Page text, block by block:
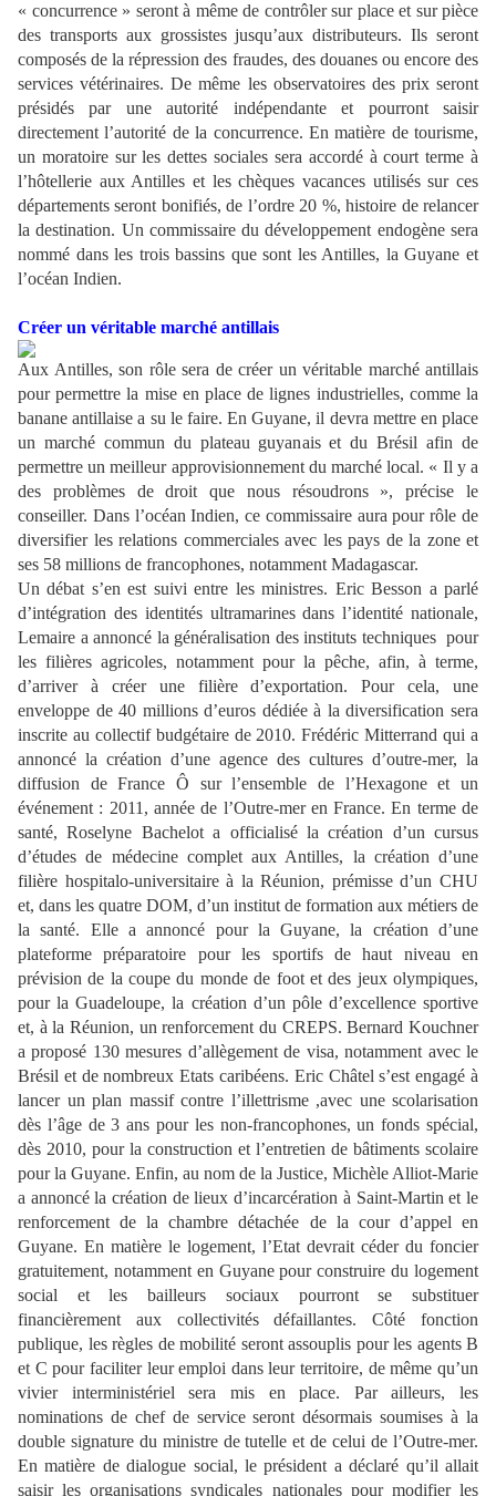
« concurrence » seront à même de contrôler sur place et sur pièce
des transports aux grossistes jusqu’aux distributeurs. Ils seront
composés de la répression des fraudes, des douanes ou encore des
services vétérinaires. De même les observatoires des prix seront
présidés par une autorité indépendante et pourront saisir
directement l’autorité de la concurrence. En matière de tourisme,
un moratoire sur les dettes sociales sera accordé à court terme à
l’hôtellerie aux Antilles et les chèques vacances utilisés sur ces
départements seront bonifiés, de l’ordre 20 %, histoire de relancer
la destination. Un commissaire du développement endogène sera
nommé dans les trois bassins que sont les Antilles, la Guyane et
l’océan Indien.
Créer un véritable marché antillais
Aux Antilles, son rôle sera de créer un véritable marché antillais
pour permettre la mise en place de lignes industrielles, comme la
banane antillaise a su le faire. En Guyane, il devra mettre en place
un marché commun du plateau guyanais et du Brésil afin de
permettre un meilleur approvisionnement du marché local. « Il y a
des problèmes de droit que nous résoudrons », précise le
conseiller. Dans l’océan Indien, ce commissaire aura pour rôle de
diversifier les relations commerciales avec les pays de la zone et
ses 58 millions de francophones, notamment Madagascar.
Un débat s’en est suivi entre les ministres. Eric Besson a parlé
d’intégration des identités ultramarines dans l’identité nationale,
Lemaire a annoncé la généralisation des instituts techniques pour
les filières agricoles, notamment pour la pêche, afin, à terme,
d’arriver à créer une filière d’exportation. Pour cela, une
enveloppe de 40 millions d’euros dédiée à la diversification sera
inscrite au collectif budgétaire de 2010. Frédéric Mitterrand qui a
annoncé la création d’une agence des cultures d’outre-mer, la
diffusion de France Ô sur l’ensemble de l’Hexagone et un
événement : 2011, année de l’Outre-mer en France. En terme de
santé, Roselyne Bachelot a officialisé la création d’un cursus
d’études de médecine complet aux Antilles, la création d’une
filière hospitalo-universitaire à la Réunion, prémisse d’un CHU
et, dans les quatre DOM, d’un institut de formation aux métiers de
la santé. Elle a annoncé pour la Guyane, la création d’une
plateforme préparatoire pour les sportifs de haut niveau en
prévision de la coupe du monde de foot et des jeux olympiques,
pour la Guadeloupe, la création d’un pôle d’excellence sportive
et, à la Réunion, un renforcement du CREPS. Bernard Kouchner
a proposé 130 mesures d’allègement de visa, notamment avec le
Brésil et de nombreux Etats caribéens. Eric Châtel s’est engagé à
lancer un plan massif contre l’illettrisme ,avec une scolarisation
dès l’âge de 3 ans pour les non-francophones, un fonds spécial,
dès 2010, pour la construction et l’entretien de bâtiments scolaire
pour la Guyane. Enfin, au nom de la Justice, Michèle Alliot-Marie
a annoncé la création de lieux d’incarcération à Saint-Martin et le
renforcement de la chambre détachée de la cour d’appel en
Guyane. En matière le logement, l’Etat devrait céder du foncier
gratuitement, notamment en Guyane pour construire du logement
social et les bailleurs sociaux pourront se substituer
financièrement aux collectivités défaillantes. Côté fonction
publique, les règles de mobilité seront assouplis pour les agents B
et C pour faciliter leur emploi dans leur territoire, de même qu’un
vivier interministériel sera mis en place. Par ailleurs, les
nominations de chef de service seront désormais soumises à la
double signature du ministre de tutelle et de celui de l’Outre-mer.
En matière de dialogue social, le président a déclaré qu’il allait
saisir les organisations syndicales nationales pour modifier les